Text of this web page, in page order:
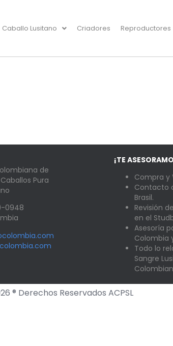
Caballo Lusitano Criadores Reproductores
de
Pura
0948
¡TE
Compra y
Contacto
Brasil.
Revisión
en el
Asesoría
Colombia
Todo lo
Sangre
® Derechos Reservados ACPSL